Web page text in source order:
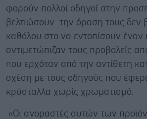
φορούν πολλοί οδηγοί στην
βελτιώσουν την όραση τους δεν
καθόλου στο να εντοπίσουν έναν
αντιμετώπιζαν τους προβολείς
που ερχόταν από την αντίθετη
σχέση με τους οδηγούς που
κρύσταλλα χωρίς χρωματισμό.
«Οι αγοραστές αυτών των